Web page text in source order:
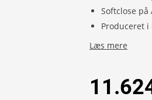
Softclose på
Produceret i
Læs mere